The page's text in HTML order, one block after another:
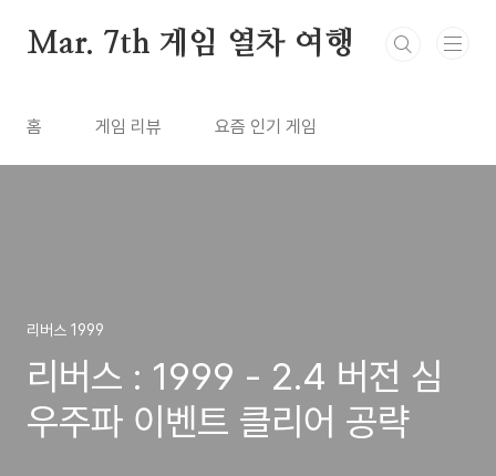
Mar. 7th 게임 열차 여행
홈 게임 리뷰 요즘 인기 게임
리버스 1999
리버스 : 1999 - 2.4 버전 심
우주파 이벤트 클리어 공략